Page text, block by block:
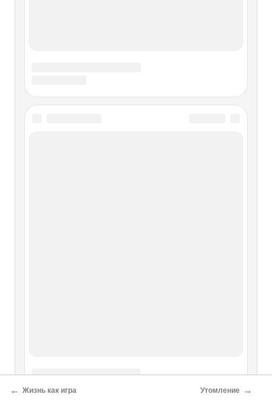
← Жизнь как игра Утомление →